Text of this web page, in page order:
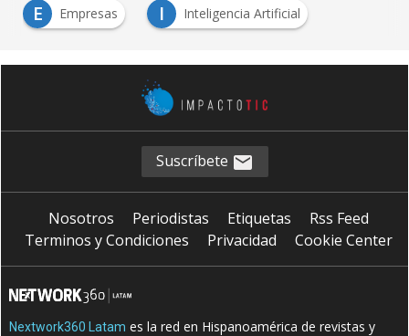
E
Empresas I Inteligencia Artificial
Suscríbete
Nosotros Periodistas Etiquetas
Rss Feed
Terminos y Condiciones
Privacidad Cookie Center
Nextwork360 Latam es la red en Hispanoamérica de revistas y